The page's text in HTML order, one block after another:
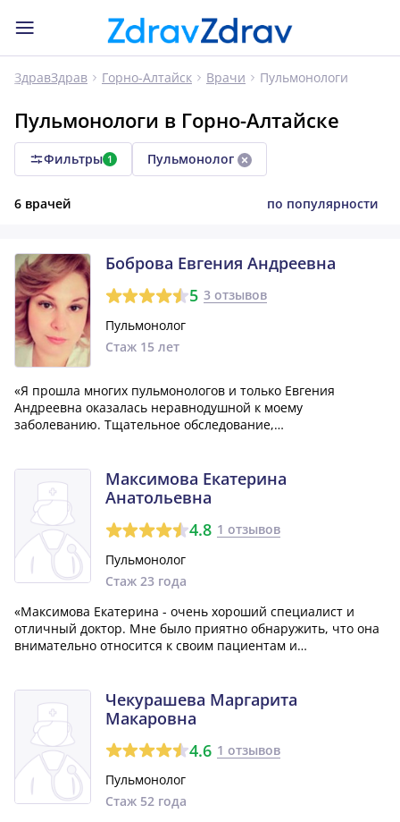
ЗдравЗдрав Горно-Алтайск Врачи Пульмонологи
Пульмонологи в Горно-Алтайске
Фильтры 1 Пульмонолог
6 врачей по популярности
Боброва Евгения Андреевна
5 3 отзывов
Пульмонолог
Стаж 15 лет
«Я прошла многих пульмонологов и только Евгения
Андреевна оказалась неравнодушной к моему
заболеванию. Тщательное обследование,
ей благодарна! Побольше бы таких настоящих ВРАЧЕЙ!»
Максимова Екатерина
Анатольевна
4.8 1 отзывов
Пульмонолог
Стаж 23 года
«Максимова Екатерина - очень хороший специалист и
отличный доктор. Мне было приятно обнаружить, что она
внимательно относится к своим пациентам и
пожалеете!»
Чекурашева Маргарита
Макаровна
4.6 1 отзывов
Пульмонолог
Стаж 52 года